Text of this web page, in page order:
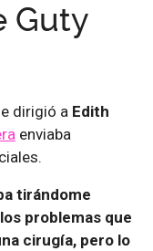
Guty
dirigió a Edith
enviaba
tirándome
problemas que
cirugía, pero lo